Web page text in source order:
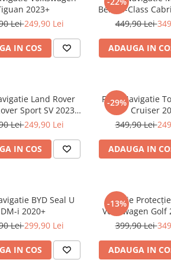
2023+
Lei249,90 Lei
IN COS
Benz S-Class
2017+
449,90 Lei
ADAUGA IN
Land Rover
Sport SV 2023-
2024
Lei249,90 Lei
IN COS
-29%
Folie Navigatie
Cruiser
349,90 Lei
ADAUGA IN
BYD Seal U
DM-i 2020+
Lei299,90 Lei
IN COS
-13%
Folie
Volkswagen Golf
399,90 Lei
ADAUGA IN